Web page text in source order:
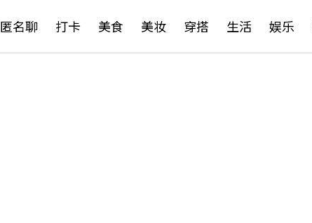
匿名聊 打卡 美食 美妆 穿搭 生活 娱乐